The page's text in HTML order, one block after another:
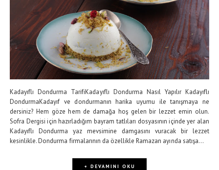
Kadayıflı Dondurma TarifiKadayıflı Dondurma Nasıl Yapılır Kadayıflı
DondurmaKadayıf ve dondurmanın harika uyumu ile tanışmaya ne
dersiniz? Hem göze hem de damağa hoş gelen bir lezzet emin olun.
Sofra Dergisi için hazırladığım bayram tatlıları dosyasının içinde yer alan
Kadayıflı Dondurma yaz mevsimine damgasını vuracak bir lezzet
kesinlikle. Dondurma firmalarının da özellikle Ramazan ayında satışa...
+ DEVAMINI OKU